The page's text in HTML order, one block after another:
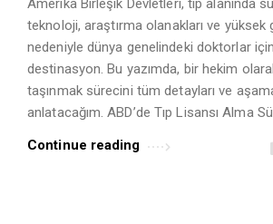
teknoloji, araştırma olanakları ve yüksek
nedeniyle dünya genelindeki doktorlar
destinasyon. Bu yazımda, bir hekim
taşınmak sürecini tüm detayları ve
anlatacağım. ABD’de Tıp Lisansı Alma
Continue reading